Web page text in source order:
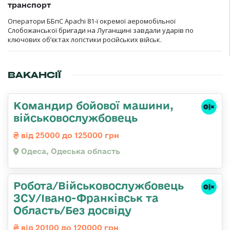
транспорт
Оператори ББпС Apachi 81-ї окремої аеромобільної
Слобожанської бригади на Луганщині завдали ударів по
ключових об’єктах логістики російських військ.
ВАКАНСІЇ
Командиp бойової машини,
військовослужбовець
від 25000 до 125000 грн
Одеса, Одеська область
Робота/Військовослужбовець
ЗСУ/Івано-Франківськ та
Область/Без досвіду
від 20100 до 120000 грн